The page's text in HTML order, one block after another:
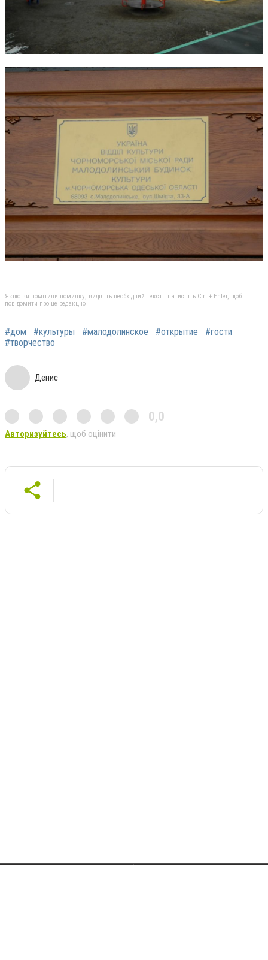
Якщо ви помітили помилку, виділіть необхідний текст і натисніть Ctrl + Enter, щоб
повідомити про це редакцію
#дом #культуры #малодолинское #открытие
#гости
#творчество
Денис
0,0
Авторизуйтесь, щоб оцінити